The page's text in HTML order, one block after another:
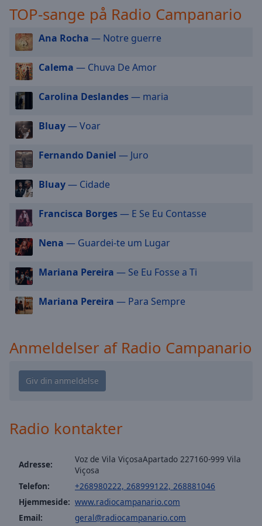
selected
Audio
Track
Picture-
in-
Fullscreen
This
modal
window.
Beginning
dialog
window.
Escape
cancel
and
window.
Text
Color
Opacity
Text
Background
Opacity
Caption
TOP-sange på Radio Campanario
Ana Rocha — Notre guerre
Calema — Chuva De Amor
Carolina Deslandes— maria
Bluay— Voar
Fernando Daniel — Juro
Bluay— Cidade
Francisca Borges— E Se Eu Contasse
Nena — Guardei-te um Lugar
Mariana Pereira — Se Eu Fosse a Ti
Mariana Pereira — Para Sempre
Anmeldelser af Radio Campanario
Radio kontakter
Adresse:
Voz de Vila ViçosaApartado 227160-999 Vila
Viçosa
Telefon:
+268980222, 268999122, 268881046
Hjemmeside: www.radiocampanario.com
Email:
geral@radiocampanario.com